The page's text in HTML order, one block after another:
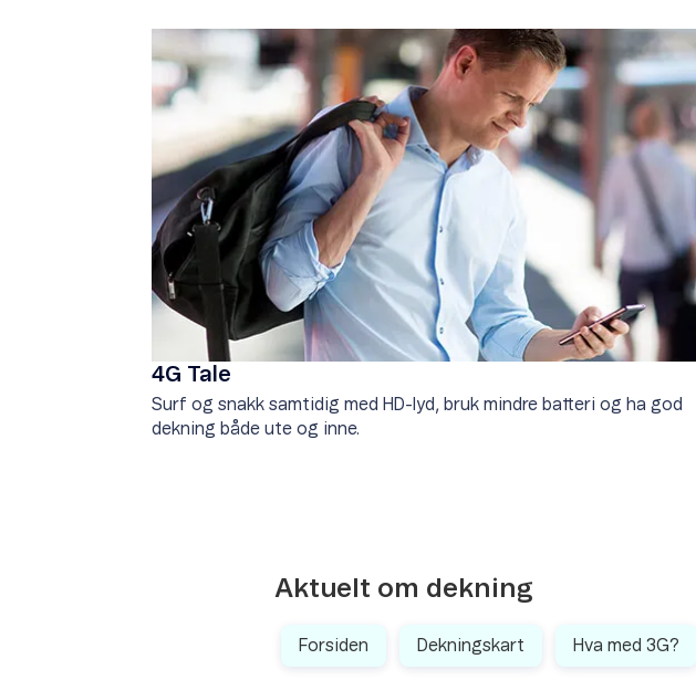
4G Tale
Surf og snakk samtidig med HD-lyd, bruk mindre batteri og ha god
dekning både ute og inne.
Aktuelt om dekning
Forsiden Dekningskart Hva med 3G?